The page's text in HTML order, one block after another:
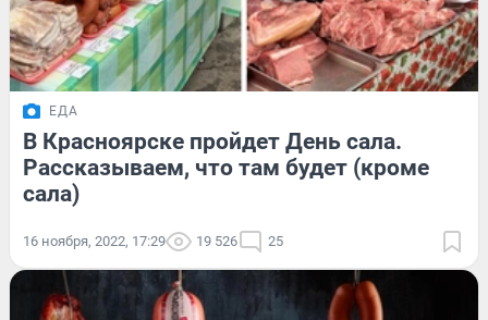
ЕДА
В Красноярске пройдет День сала.
Рассказываем, что там будет (кроме
сала)
16 ноября, 2022, 17:29 19 526 25